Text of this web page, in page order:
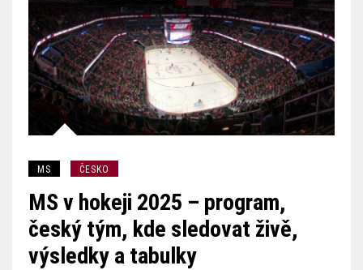
MS ČESKO
MS v hokeji 2025 – program,
český tým, kde sledovat živě,
výsledky a tabulky